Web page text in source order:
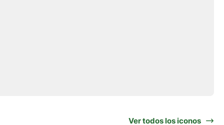
Ver todos los iconos